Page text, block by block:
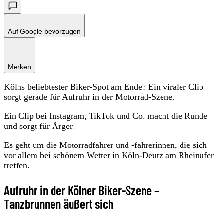
Auf Google bevorzugen
Merken
Kölns beliebtester Biker-Spot am Ende? Ein viraler Clip
sorgt gerade für Aufruhr in der Motorrad-Szene.
Ein Clip bei Instagram, TikTok und Co. macht die Runde
und sorgt für Ärger.
Es geht um die Motorradfahrer und -fahrerinnen, die sich
vor allem bei schönem Wetter in Köln-Deutz am Rheinufer
treffen.
Aufruhr in der Kölner Biker-Szene –
Tanzbrunnen äußert sich